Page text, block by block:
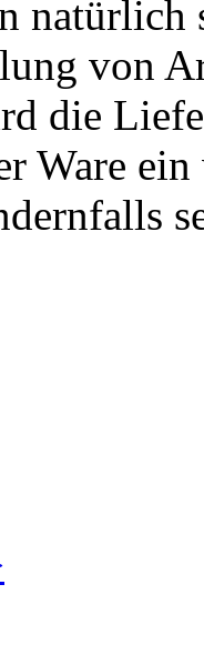
natürlich
von
die
Ware